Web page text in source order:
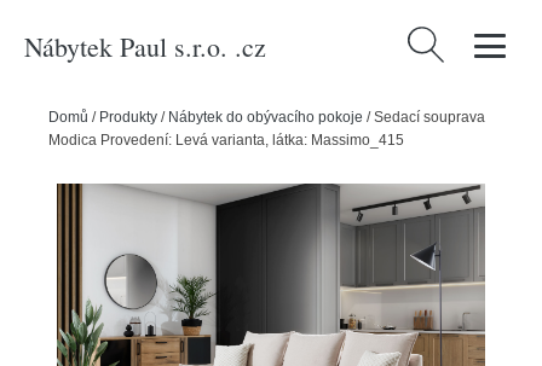
Nábytek Paul s.r.o. .cz Vyhledávání
Domů / Produkty / Nábytek do obývacího pokoje /Sedací souprava
Modica Provedení: Levá varianta, látka: Massimo_415